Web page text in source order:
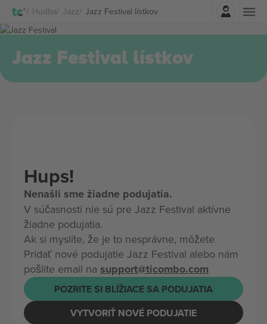
Hudba Jazz Jazz Festival lístkovPrihlásenie
Jazz Festival lístkov
Hups!
Nenašli sme žiadne podujatia.
V súčasnosti nie sú pre Jazz Festival aktívne
žiadne podujatia.
Ak si myslíte, že je to nesprávne, môžete
Pridať nové podujatie Jazz Festival alebo nám
pošlite email na support@ticombo.com
POZRITE SI BLÍŽIACE SA PODUJATIA
VYTVORIŤ NOVÉ PODUJATIE